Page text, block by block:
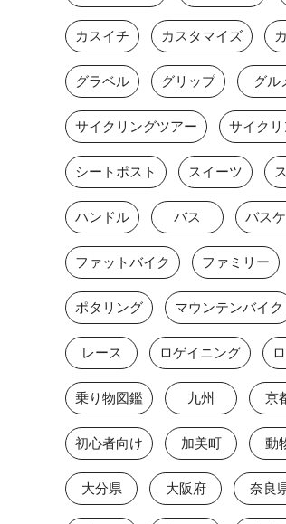
カスイチ カスタマイズ
グラベル グリップ グル
サイクリングツアー サイク
シートポスト スイーツ
ハンドル バス バス
ファットバイク ファミリー
ポタリング マウンテンバイク
レース ロゲイニング
乗り物図鑑 九州 京
初心者向け 加美町 動
大分県 大阪府 奈良